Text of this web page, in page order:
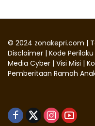
© 2024 zonakepri.com |
Disclaimer | Kode
Media Cyber | Visi Misi |
Pemberitaan Ramah